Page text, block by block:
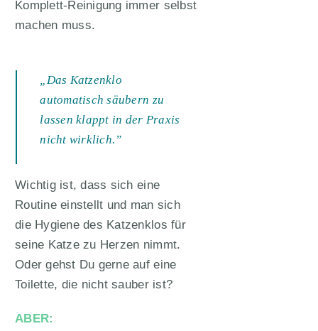
Komplett-Reinigung immer selbst
machen muss.
„Das Katzenklo
automatisch säubern zu
lassen klappt in der Praxis
nicht wirklich.”
Wichtig ist, dass sich eine
Routine einstellt und man sich
die Hygiene des Katzenklos für
seine Katze zu Herzen nimmt.
Oder gehst Du gerne auf eine
Toilette, die nicht sauber ist?
ABER: